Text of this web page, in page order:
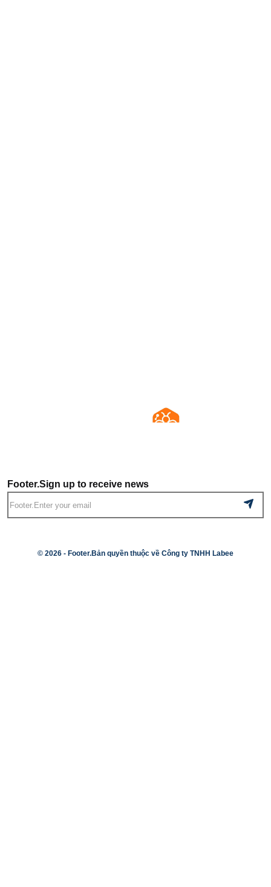
Footer.Sign up to receive news
© 2026 - Footer.Bản quyền thuộc về Công ty TNHH Labee